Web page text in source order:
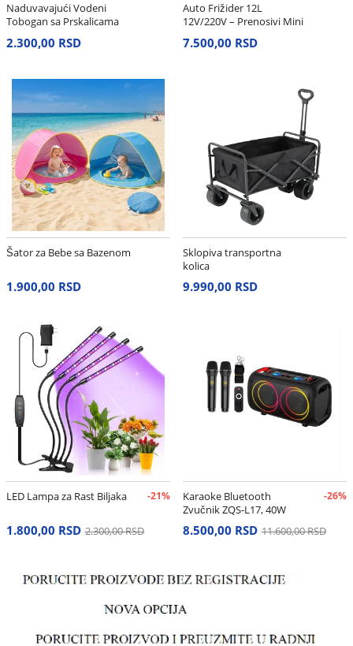
Naduvavajući Vodeni
Tobogan sa Prskalicama
2.300,00 RSD
Auto Frižider 12L
12V/220V – Prenosivi Mini
7.500,00 RSD
Šator za Bebe sa Bazenom
1.900,00 RSD
Sklopiva transportna
kolica
9.990,00 RSD
LED Lampa za Rast Biljaka -21%
1.800,00 RSD 2.300,00 RSD
Karaoke Bluetooth
Zvučnik ZQS-L17, 40W
-26%
8.500,00 RSD 11.600,00 RSD